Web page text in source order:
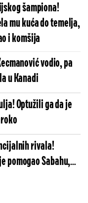
šampiona!
mu kuća do temelja,
i komšija
vodio, pa
u Kanadi
Optužili ga da je
rivala!
pomogao Sabahu,